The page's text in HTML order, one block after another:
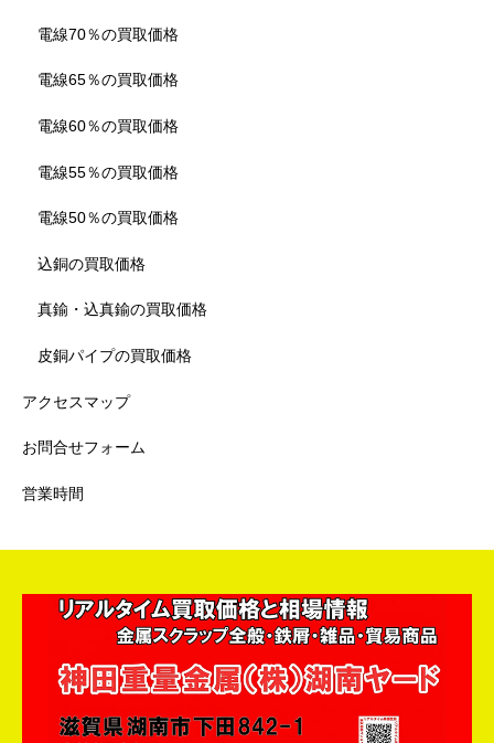
電線70％の買取価格
電線65％の買取価格
電線60％の買取価格
電線55％の買取価格
電線50％の買取価格
込銅の買取価格
真鍮・込真鍮の買取価格
皮銅パイプの買取価格
アクセスマップ
お問合せフォーム
営業時間